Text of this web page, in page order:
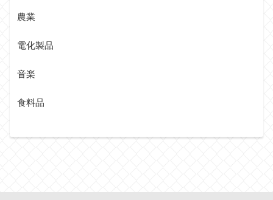
農業
電化製品
音楽
食料品